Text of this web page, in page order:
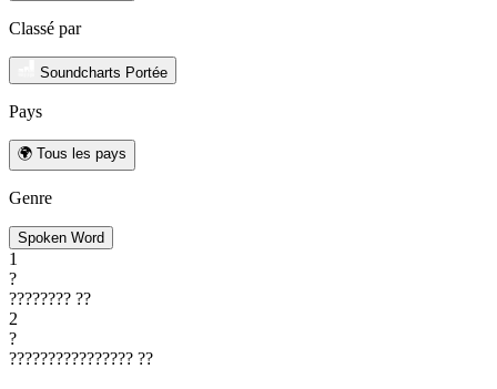
Classé par
Soundcharts Portée
Pays
🌍 Tous les pays
Genre
Spoken Word
1
?
???????? ??
2
?
???????????????? ??